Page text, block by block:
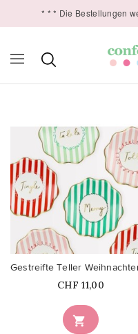
* * * Die Bestellungen
favorite_border

Price
CHF 11,00